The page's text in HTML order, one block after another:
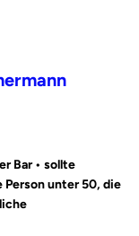
Bar • sollte
unter 50, die